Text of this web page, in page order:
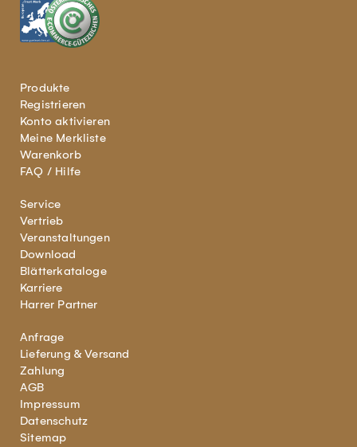
Produkte
Registrieren
Konto aktivieren
Meine Merkliste
Warenkorb
FAQ / Hilfe
Service
Vertrieb
Veranstaltungen
Download
Blätterkataloge
Karriere
Harrer Partner
Anfrage
Lieferung & Versand
Zahlung
AGB
Impressum
Datenschutz
Sitemap